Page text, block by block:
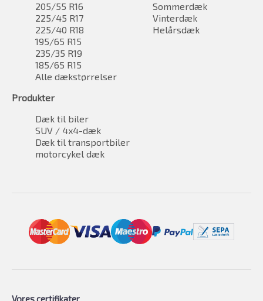
205/55 R16
225/45 R17
225/40 R18
195/65 R15
235/35 R19
185/65 R15
Alle dækstørrelser
Sommerdæk
Vinterdæk
Helårsdæk
Produkter
Dæk til biler
SUV / 4x4-dæk
Dæk til transportbiler
motorcykel dæk